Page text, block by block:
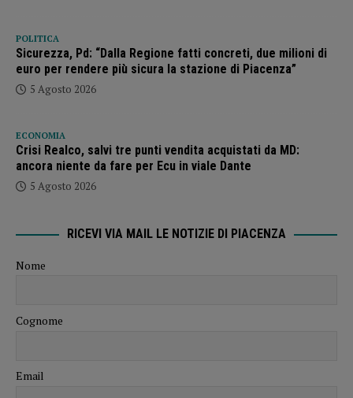
POLITICA
Sicurezza, Pd: “Dalla Regione fatti concreti, due milioni di
euro per rendere più sicura la stazione di Piacenza”
5 Agosto 2026
ECONOMIA
Crisi Realco, salvi tre punti vendita acquistati da MD:
ancora niente da fare per Ecu in viale Dante
5 Agosto 2026
RICEVI VIA MAIL LE NOTIZIE DI PIACENZA
Nome
Cognome
Email